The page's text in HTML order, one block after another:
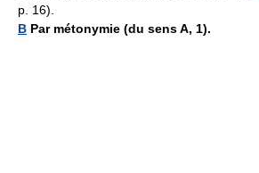
p. 16).
B Par métonymie (du sens A, 1).